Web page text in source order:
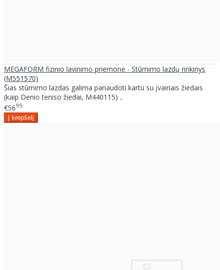
MEGAFORM fizinio lavinimo priemonė - Stūmimo lazdų rinkinys
(M551570)
Šias stūmimo lazdas galima panaudoti kartu su įvairiais žiedais
(kaip Denio teniso žiedai, M440115) ..
€5695